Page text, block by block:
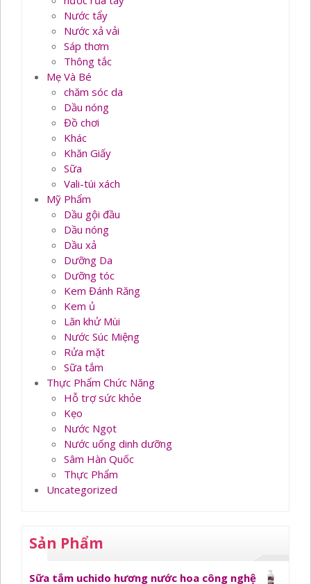
Nước tẩy
Nước xả vải
Sáp thơm
Thông tắc
Mẹ Và Bé
chăm sóc da
Dầu nóng
Đồ chơi
Khác
Khăn Giấy
Sữa
Vali-túi xách
Mỹ Phẩm
Dầu gội đầu
Dầu nóng
Dầu xả
Dưỡng Da
Dưỡng tóc
Kem Đánh Răng
Kem ủ
Lăn khử Mùi
Nước Súc Miệng
Rửa mặt
Sữa tắm
Thực Phẩm Chức Năng
Hỗ trợ sức khỏe
Kẹo
Nước Ngọt
Nước uống dinh dưỡng
Sâm Hàn Quốc
Thực Phẩm
Uncategorized
Sản Phẩm
Sữa tắm uchido hương nước hoa công nghệ